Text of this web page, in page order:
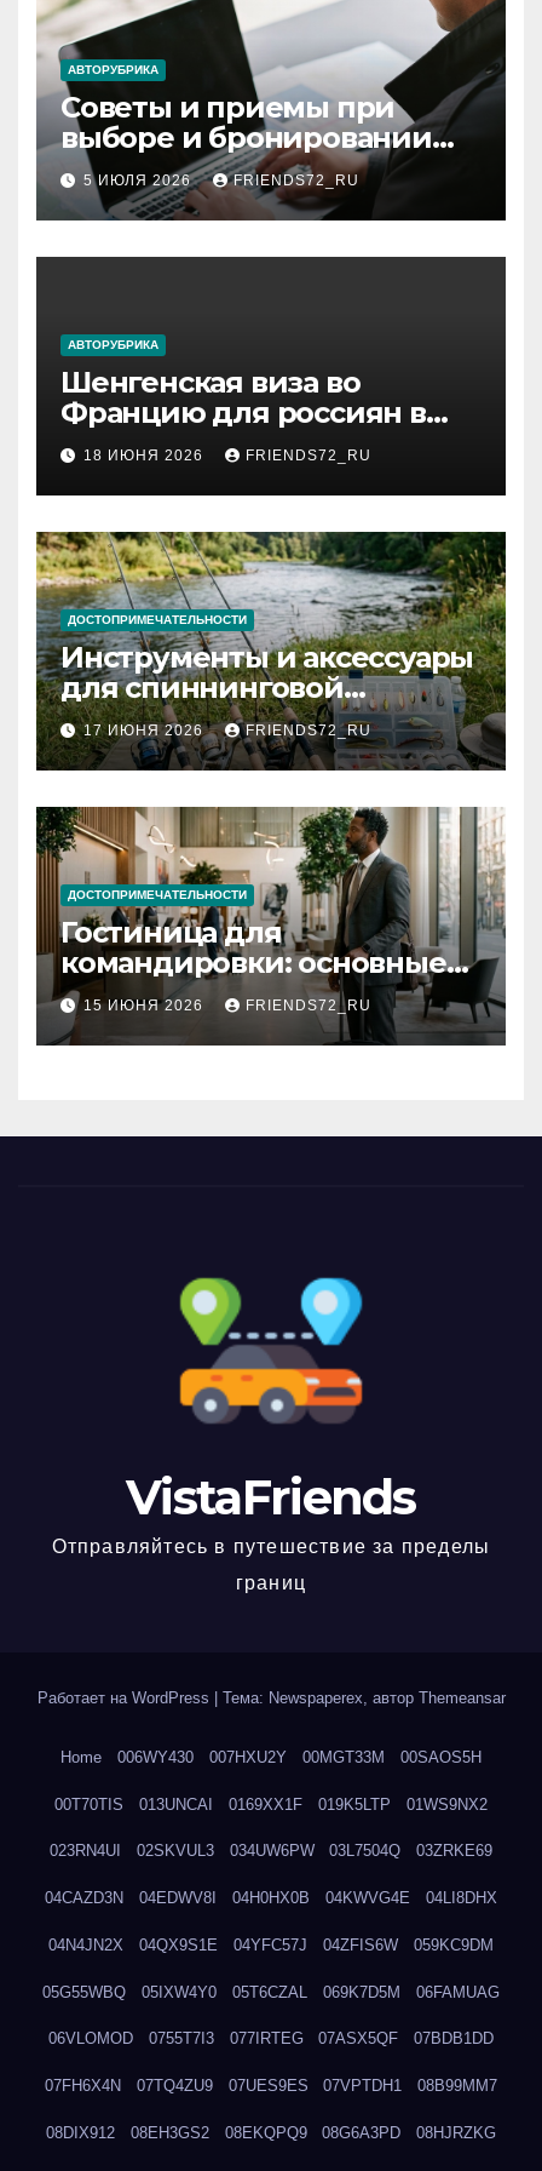
АВТОРУБРИКА
Советы и приемы при
выборе и бронировании
авиабилетов
5 ИЮЛЯ 2026 FRIENDS72_RU
АВТОРУБРИКА
Шенгенская виза во
Францию для россиян в
2026 году: сроки от 3 дней
и список необходимых
документов
18 ИЮНЯ 2026 FRIENDS72_RU
ДОСТОПРИМЕЧАТЕЛЬНОСТИ
Инструменты и аксессуары
для спиннинговой
рыбалки: назначение и
типы
17 ИЮНЯ 2026 FRIENDS72_RU
ДОСТОПРИМЕЧАТЕЛЬНОСТИ
Гостиница для
командировки: основные
критерии выбора
15 ИЮНЯ 2026 FRIENDS72_RU
VistaFriends
Отправляйтесь в путешествие за пределы
границ
Работает на WordPress Тема: Newspaperex, автор Themeansar
Home 006WY430 007HXU2Y 00MGT33M 00SAOS5H
00T70TIS 013UNCAI 0169XX1F 019K5LTP 01WS9NX2
023RN4UI 02SKVUL3 034UW6PW 03L7504Q 03ZRKE69
04CAZD3N 04EDWV8I 04H0HX0B 04KWVG4E 04LI8DHX
04N4JN2X 04QX9S1E 04YFC57J 04ZFIS6W 059KC9DM
05G55WBQ 05IXW4Y0 05T6CZAL 069K7D5M 06FAMUAG
06VLOMOD 0755T7I3 077IRTEG 07ASX5QF 07BDB1DD
07FH6X4N 07TQ4ZU9 07UES9ES 07VPTDH1 08B99MM7
08DIX912 08EH3GS2 08EKQPQ9 08G6A3PD 08HJRZKG